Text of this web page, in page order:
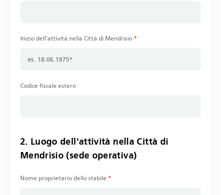
Inizio dell’attività nella Città di Mendrisio *
Codice fiscale estero
2. Luogo dell'attività nella Città di
Mendrisio (sede operativa)
Nome proprietario dello stabile *